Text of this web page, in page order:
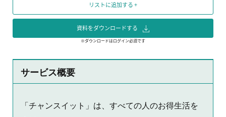
リストに追加する +
資料をダウンロードする
※ダウンロードはログイン必須です
サービス概要
「チャンスイット」は、すべての人のお得生活を